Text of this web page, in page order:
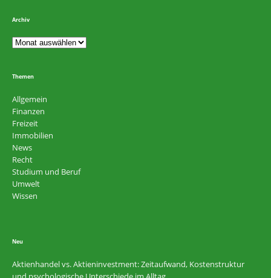
Archiv
Themen
Allgemein
Finanzen
Freizeit
Immobilien
News
Recht
Studium und Beruf
Umwelt
Wissen
Neu
Aktienhandel vs. Aktieninvestment: Zeitaufwand, Kostenstruktur